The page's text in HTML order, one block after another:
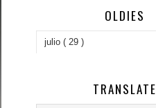
OLDIES
TRANSLATE